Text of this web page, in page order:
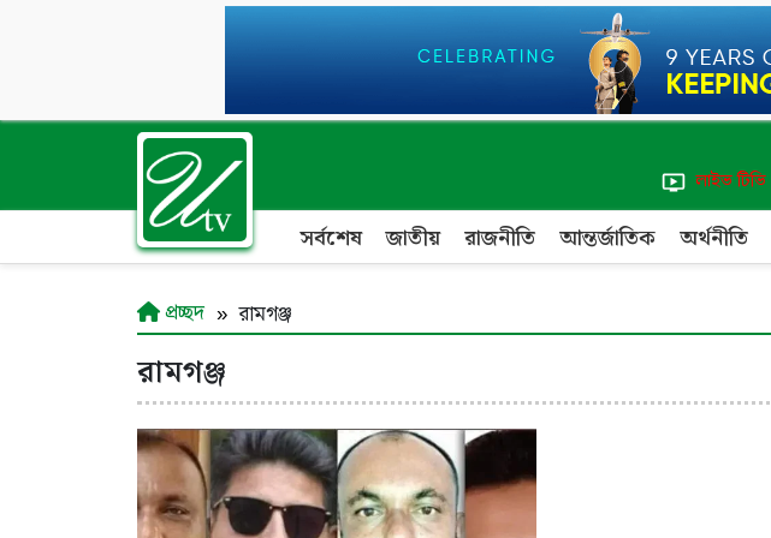
লাইভ টিভি
সর্বশেষ জাতীয় রাজনীতি আন্তর্জাতিক অর্থনীতি
প্রচ্ছদ রামগঞ্জ
রামগঞ্জ